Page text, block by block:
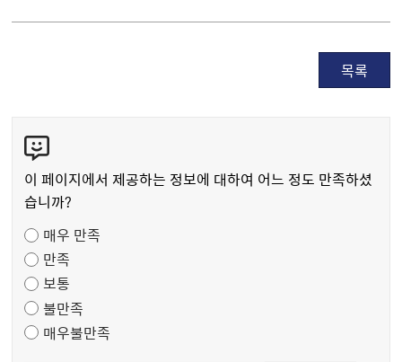
목록
텐
츠
만
도
조
사
이 페이지에서 제공하는 정보에 대하여 어느 정도 만족하셨
습니까?
매우 만족
만족
보통
불만족
매우불만족